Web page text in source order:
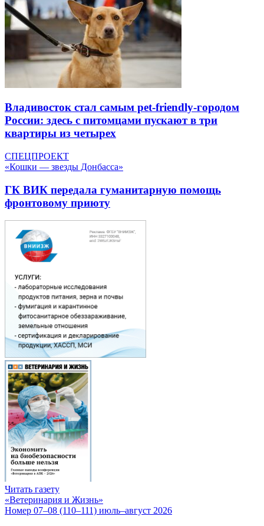
Владивосток стал самым pet-friendly-городом
России: здесь с питомцами пускают в три
квартиры из четырех
СПЕЦПРОЕКТ
«Кошки — звезды Донбасса»
ГК ВИК передала гуманитарную помощь
фронтовому приюту
Читать газету
«Ветеринария и Жизнь»
Номер 07–08 (110–111) июль–август 2026